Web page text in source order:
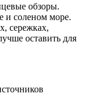
обзоры.
и соленом море.
сережках,
оставить для